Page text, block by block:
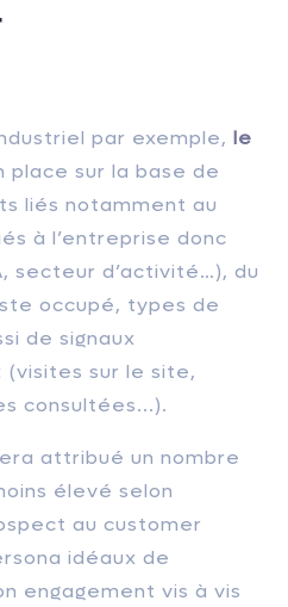
par exemple, le
place sur la base de
liés notamment au
à l’entreprise donc
secteur d’activité…), du
occupé, types de
de signaux
sur le site,
consultées...).
attribué un nombre
élevé selon
au customer
idéaux de
engagement vis à vis